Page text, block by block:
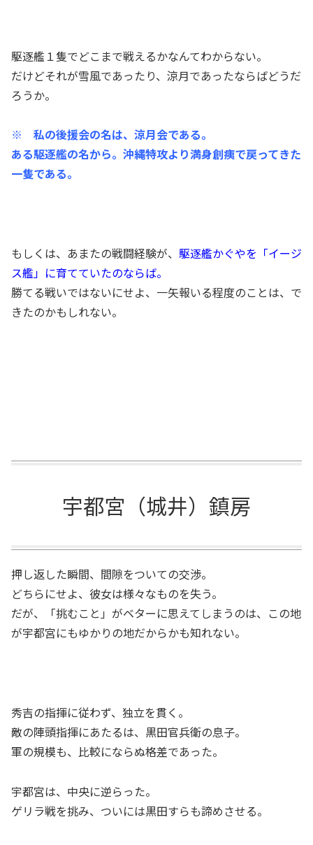
駆逐艦１隻でどこまで戦えるかなんてわからない。
だけどそれが雪風であったり、涼月であったならばどうだ
ろうか。
※ 私の後援会の名は、涼月会である。
ある駆逐艦の名から。沖縄特攻より満身創痍で戻ってきた
一隻である。
もしくは、あまたの戦闘経験が、 駆逐艦かぐやを「イージ
ス艦」に育てていたのならば。
勝てる戦いではないにせよ、一矢報いる程度のことは、で
きたのかもしれない。
宇都宮（城井）鎮房
押し返した瞬間、間隙をついての交渉。
どちらにせよ、彼女は様々なものを失う。
だが、「挑むこと」がベターに思えてしまうのは、この地
が宇都宮にもゆかりの地だからかも知れない。
秀吉の指揮に従わず、独立を貫く。
敵の陣頭指揮にあたるは、黒田官兵衛の息子。
軍の規模も、比較にならぬ格差であった。
宇都宮は、中央に逆らった。
ゲリラ戦を挑み、ついには黒田すらも諦めさせる。